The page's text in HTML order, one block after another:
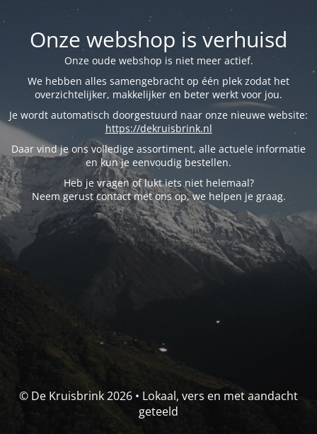
Onze webshop is verhuisd
Onze oude webshop is niet meer actief.
We hebben alles samengebracht op één plek zodat het
overzichtelijker, makkelijker en beter werkt voor jou.
Je wordt automatisch doorgestuurd naar onze nieuwe website:
https://dekruisbrink.nl
Daar vind je ons volledige assortiment, alle actuele informatie
en kun je eenvoudig bestellen.
Heb je vragen of lukt iets niet helemaal?
Neem gerust contact met ons op, we helpen je graag.
© De Kruisbrink 2026 • Lokaal, vers en met aandacht
geteeld